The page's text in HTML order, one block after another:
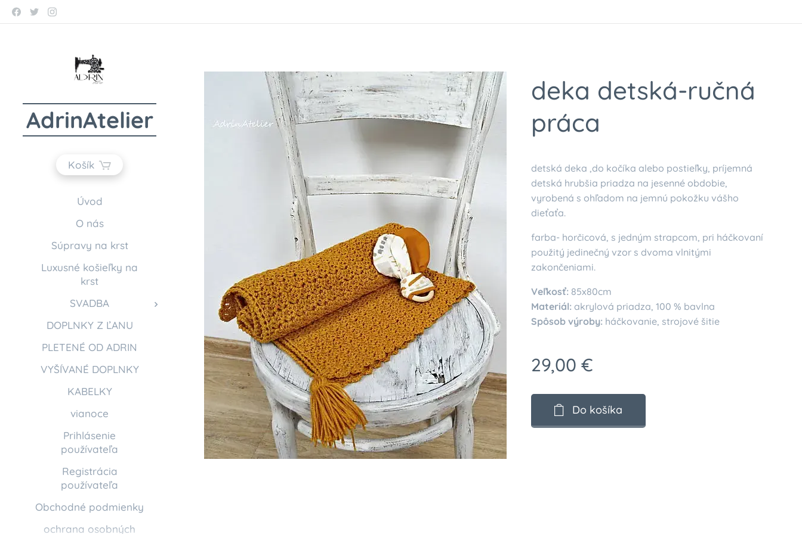
AdrinAtelier
Košík
Úvod
O nás
Súpravy na krst
Luxusné košieľky na
krst
SVADBA
DOPLNKY Z ĽANU
PLETENÉ OD ADRIN
VYŠÍVANÉ DOPLNKY
KABELKY
vianoce
Prihlásenie
používateľa
Registrácia
používateľa
Obchodné podmienky
ochrana osobných
deka detská-ručná
práca
detská deka ,do kočíka alebo postieľky, príjemná
detská hrubšia priadza na jesenné obdobie,
vyrobená s ohľadom na jemnú pokožku vášho
dieťaťa.
farba- horčicová, s jedným strapcom, pri háčkovaní
použitý jedinečný vzor s dvoma vlnitými
zakončeniami.
Veľkosť: 85x80cm
Materiál: akrylová priadza, 100 % bavlna
Spôsob výroby: háčkovanie, strojové šitie
29,00 €
Do košíka